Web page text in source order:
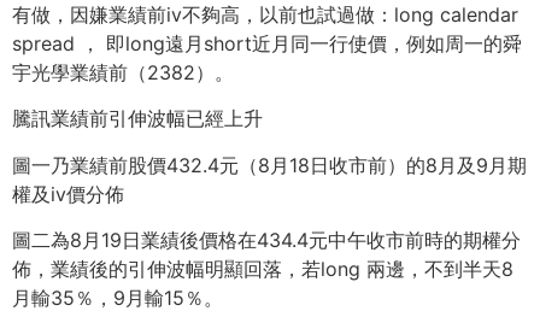
有做，因嫌業績前iv不夠高， 以前也試過做：long calendar
spread ， 即long遠月short近月同一行使價， 例如周一的舜
宇光學業績前（2382）。
騰訊業績前引伸波幅已經上升
圖一乃業績前股價432.4元（8月18日收市前） 的8月及9月期
權及iv價分佈
圖二為8月19日業績後價格在434.4元中午收市前時的期權分
佈， 業績後的引伸波幅明顯回落，若long 兩邊，不到半天8
月輸35％，9月輸15％。